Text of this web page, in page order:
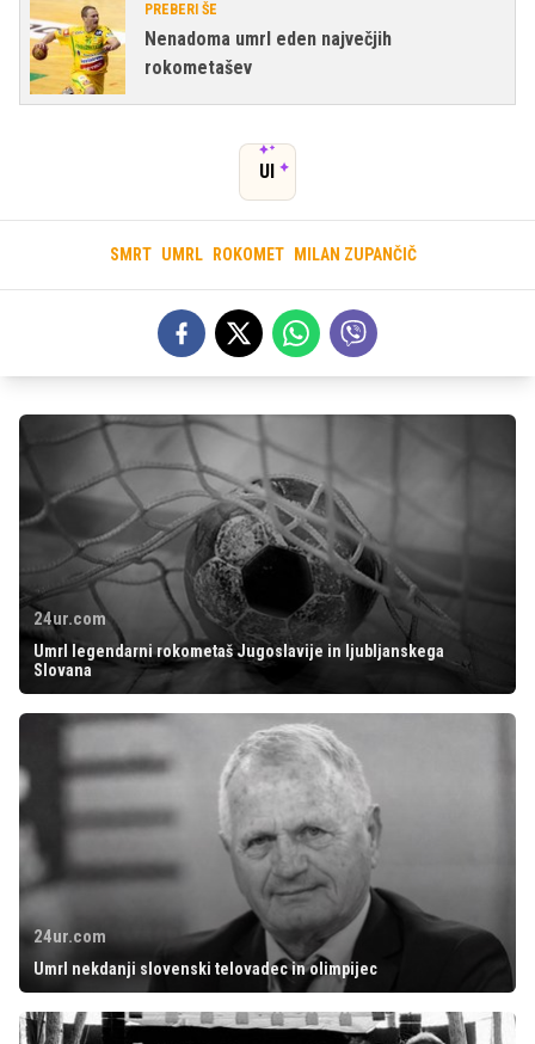
PREBERI ŠE
Nenadoma umrl eden največjih
rokometašev
UI
SMRT UMRL ROKOMET MILAN ZUPANČIČ
24ur.com
Umrl legendarni rokometaš Jugoslavije in ljubljanskega
Slovana
24ur.com
Umrl nekdanji slovenski telovadec in olimpijec